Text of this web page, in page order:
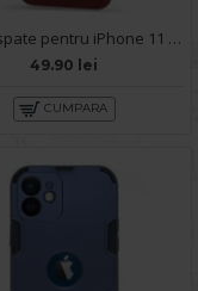
Husa spate pentru iPhone 11 - Silicon Line Marsala
49.90 lei
CUMPARA